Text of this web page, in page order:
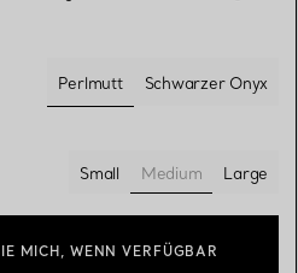
Perlmutt
ausgewählt
Schwarzer Onyx
Small
Medium
ausgewählt
Large
MICH, WENN VERFÜGBAR